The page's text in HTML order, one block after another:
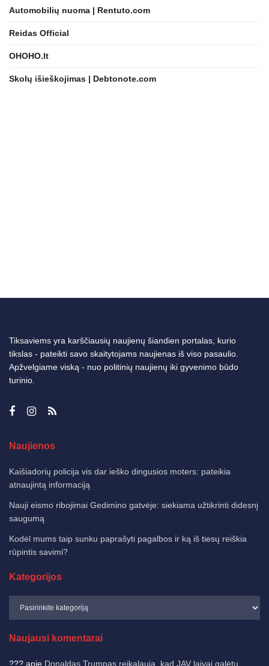
Automobilių nuoma | Rentuto.com
Reidas Official
OHOHO.lt
Skolų išieškojimas | Debtonote.com
Tiksaviems yra karščiausių naujienų šiandien portalas, kurio
tikslas - pateikti savo skaitytojams naujienas iš viso pasaulio.
Apžvelgiame viską - nuo politinių naujienų iki gyvenimo būdo
turinio.
Naujienos
Kaišiadorių policija vis dar ieško dingusios moters: pateikia
atnaujintą informaciją
Nauji eismo ribojimai Gedimino gatvėje: siekiama užtikrinti didesnį
saugumą
Kodėl mums taip sunku paprašyti pagalbos ir ką iš tiesų reiškia
rūpintis savimi?
Kategorijos
Naujausi komentarai
??? apie Donaldas Trumpas reikalauja, kad JAV laivai galėtų